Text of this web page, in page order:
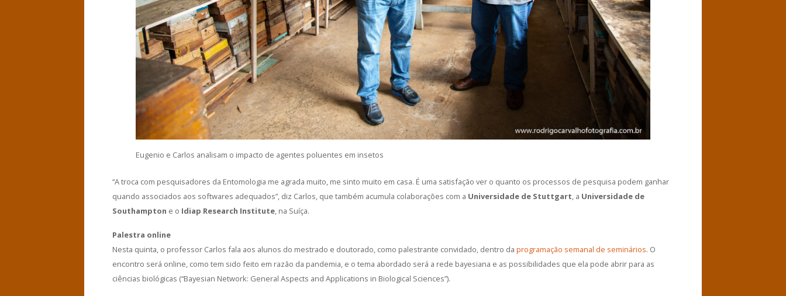
Eugenio e Carlos analisam o impacto de agentes poluentes em insetos
“A troca com pesquisadores da Entomologia me agrada muito, me sinto muito em casa. É uma satisfação ver o quanto os processos de pesquisa podem ganhar
quando associados aos softwares adequados”, diz Carlos, que também acumula colaborações com a Universidade de Stuttgart, a Universidade de
Southampton e o Idiap Research Institute, na Suíça.
Palestra online
Nesta quinta, o professor Carlos fala aos alunos do mestrado e doutorado, como palestrante convidado, dentro da programação semanal de seminários. O
encontro será online, como tem sido feito em razão da pandemia, e o tema abordado será a rede bayesiana e as possibilidades que ela pode abrir para as
ciências biológicas (“Bayesian Network: General Aspects and Applications in Biological Sciences”).